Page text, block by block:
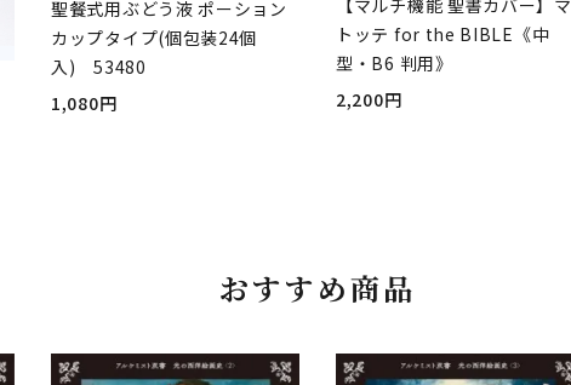
聖餐式用ぶどう液 ポーション
カップタイプ(個包装24個
入) 53480
1,080円
トッテ for the BIBLE《中
型・B6 判用》
2,200円
おすすめ商品